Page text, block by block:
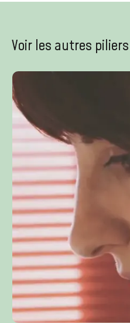
Voir les autres piliers